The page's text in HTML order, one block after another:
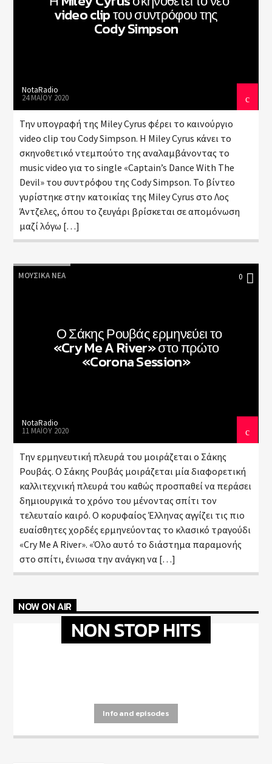
video clip του συντρόφου της
Cody Simpson
NotaRadio
24 ΜΑΪ́ΟΥ 2020
Την υπογραφή της Miley Cyrus φέρει το καινούργιο
video clip του Cody Simpson. Η Miley Cyrus κάνει το
σκηνοθετικό ντεμπούτο της αναλαμβάνοντας το
music video για το single «Captain’s Dance With The
Devil» του συντρόφου της Cody Simpson. Το βίντεο
γυρίστηκε στην κατοικίας της Miley Cyrus στο Λος
Άντζελες, όπου το ζευγάρι βρίσκεται σε απομόνωση
μαζί λόγω […]
ΜΟΥΣΙΚΆ ΝΈΑ 0
Ο Σάκης Ρουβάς ερμηνεύει το
«Cry Me A River» στο πρώτο
«Corona Session»
NotaRadio
11 ΜΑΪ́ΟΥ 2020
Την ερμηνευτική πλευρά του μοιράζεται ο Σάκης
Ρουβάς. Ο Σάκης Ρουβάς μοιράζεται μία διαφορετική
καλλιτεχνική πλευρά του καθώς προσπαθεί να περάσει
δημιουργικά το χρόνο του μένοντας σπίτι τον
τελευταίο καιρό. Ο κορυφαίος Έλληνας αγγίζει τις πιο
ευαίσθητες χορδές ερμηνεύοντας το κλασικό τραγούδι
«Cry Me A River». «Όλο αυτό το διάστημα παραμονής
στο σπίτι, ένιωσα την ανάγκη να […]
NOW ON AIR
NON STOP HITS
Info and episodes